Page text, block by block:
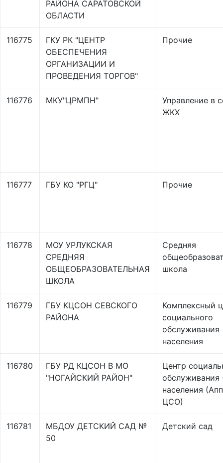
РАЙОНА САРАТОВСКОЙ
ОБЛАСТИ
116775
ГКУ РК "ЦЕНТР
ОБЕСПЕЧЕНИЯ
ОРГАНИЗАЦИИ И
ПРОВЕДЕНИЯ ТОРГОВ"
Прочие
116776 МКУ"ЦРМПН"
Управление в
ЖКХ
116777 ГБУ КО "РГЦ" Прочие
116778
МОУ УРЛУКСКАЯ
СРЕДНЯЯ
ОБЩЕОБРАЗОВАТЕЛЬНАЯ
ШКОЛА
Средняя
школа
116779
ГБУ КЦСОН СЕВСКОГО
РАЙОНА
Комплексный
социального
обслуживания
населения
116780
ГБУ РД КЦСОН В МО
"НОГАЙСКИЙ РАЙОН"
Центр
населения
ЦСО)
116781
МБДОУ ДЕТСКИЙ САД №
50
Детский сад